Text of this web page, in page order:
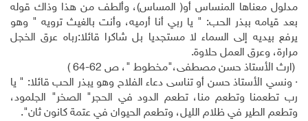
مدلول معناها المنساس أو( المساس)، وألطف من هذا وذاك قوله
بعد قيامه ببذر الحب: " يا ربي أنا أرميه، وأنت بالغيث ترويه " وهو
يرفع بيديه إلى السماء لا مستجديا بل شاكرا قائلا:رباه عرق الخجل
مرارة، وعرق العمل حلاوة.
(ارث الأستاذ حسن مصطفى،"مخطوط "، ص 62-64 )
· ونسي الأستاذ حسن أو تناسى دعاء الفلاح وهو يبذر الحب قائلا: " يا
رب تطعمنا وتطعم منا، تطعم الدود في الحجر" الصخر" الجلمود،
وتطعم الطير في ظلام الليل، وتطعم الحيوان في عتمة كانون ثان".